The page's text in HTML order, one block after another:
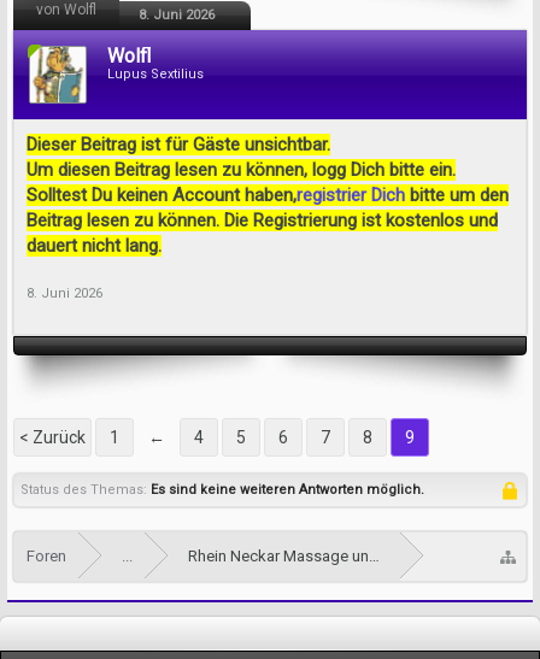
von Wolfl 8. Juni 2026
Wolfl
Lupus Sextilius
Dieser Beitrag ist für Gäste unsichtbar.
Um diesen Beitrag lesen zu können, logg Dich bitte ein.
Solltest Du keinen Account haben,registrier Dich bitte um den
Beitrag lesen zu können. Die Registrierung ist kostenlos und
dauert nicht lang.
8. Juni 2026
< Zurück 1 ← 4 5 6 7 8 9
Status des Themas: Es sind keine weiteren Antworten möglich.
Foren ... Rhein Neckar Massage und Tantra Forum